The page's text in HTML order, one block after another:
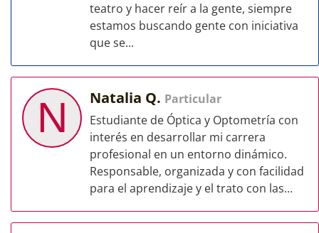
teatro y hacer reír a la gente, siempre
estamos buscando gente con iniciativa
que se...
N Natalia Q. Particular
Estudiante de Óptica y Optometría con
interés en desarrollar mi carrera
profesional en un entorno dinámico.
Responsable, organizada y con facilidad
para el aprendizaje y el trato con las...